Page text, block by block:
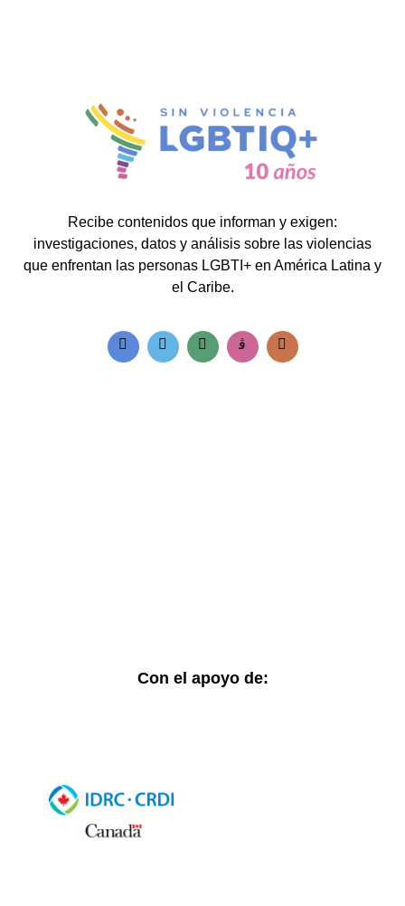
Recibe contenidos que informan y exigen:
investigaciones, datos y análisis sobre las violencias
que enfrentan las personas LGBTI+ en América Latina y
el Caribe.
Con el apoyo de: